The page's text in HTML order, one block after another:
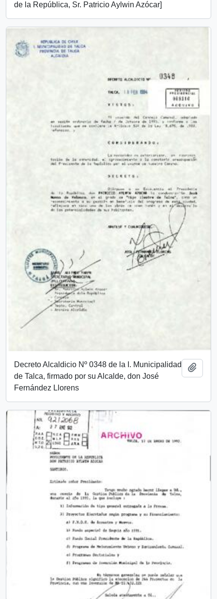
de la República, Sr. Patricio Aylwin Azócar]
Decreto Alcaldicio Nº 0348 de la I. Municipalidad
de Talca, firmado por su Alcalde, don José
Fernández Llorens